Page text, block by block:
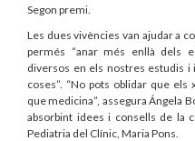
Segon premi.
Les dues vivències van ajudar a
permés “anar més enllà dels
diversos en els nostres estudis i
coses”. “No pots oblidar que
que medicina”, assegura Ángela
absorbint idees i consells de la
Pediatria del Clínic, Maria Pons.